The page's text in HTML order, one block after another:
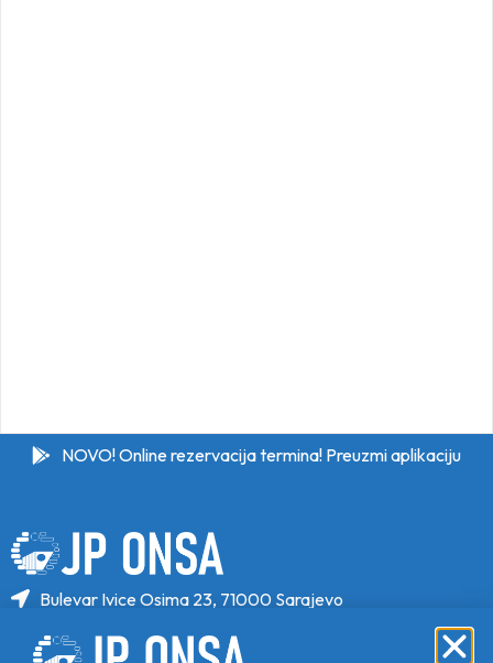
NOVO! Online rezervacija termina! Preuzmi aplikaciju
Bulevar Ivice Osima 23, 71000 Sarajevo
+387 33 646 471